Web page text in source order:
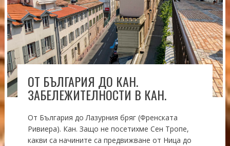
ОТ БЪЛГАРИЯ ДО КАН.
ЗАБЕЛЕЖИТЕЛНОСТИ В КАН.
От България до Лазурния бряг (Френската
Ривиера). Кан. Защо не посетихме Сен Тропе,
какви са начините са предвижване от Ница до